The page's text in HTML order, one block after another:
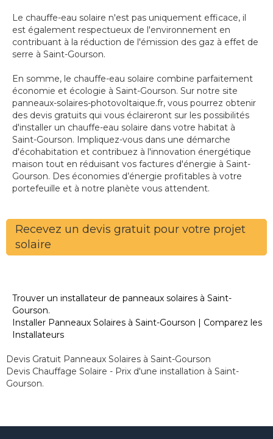
Le chauffe-eau solaire n'est pas uniquement efficace, il
est également respectueux de l'environnement en
contribuant à la réduction de l'émission des gaz à effet de
serre à Saint-Gourson.
En somme, le chauffe-eau solaire combine parfaitement
économie et écologie à Saint-Gourson. Sur notre site
panneaux-solaires-photovoltaique.fr, vous pourrez obtenir
des devis gratuits qui vous éclaireront sur les possibilités
d'installer un chauffe-eau solaire dans votre habitat à
Saint-Gourson. Impliquez-vous dans une démarche
d'écohabitation et contribuez à l'innovation énergétique
maison tout en réduisant vos factures d'énergie à Saint-
Gourson. Des économies d’énergie profitables à votre
portefeuille et à notre planète vous attendent.
Recevez un devis gratuit pour votre projet
solaire
Trouver un installateur de panneaux solaires à Saint-
Gourson.
Installer Panneaux Solaires à Saint-Gourson | Comparez les
Installateurs
Devis Gratuit Panneaux Solaires à Saint-Gourson
Devis Chauffage Solaire - Prix d'une installation à Saint-
Gourson.